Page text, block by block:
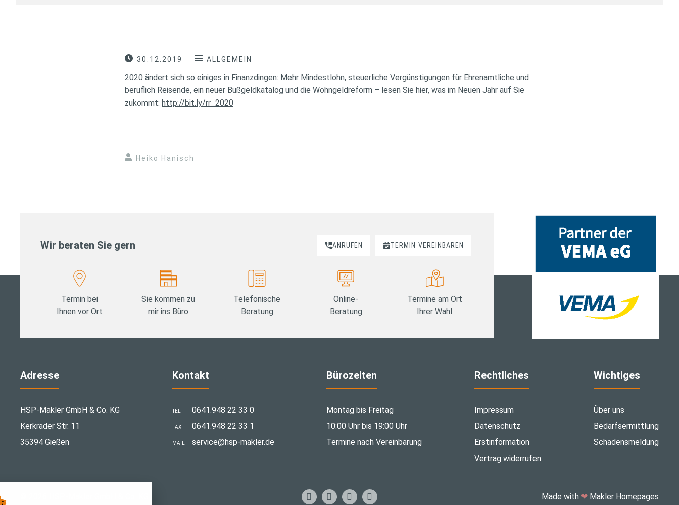
30.12.2019 ALLGEMEIN
2020 ändert sich so einiges in Finanzdingen: Mehr Mindestlohn, steuerliche Vergünstigungen für Ehrenamtliche und
beruflich Reisende, ein neuer Bußgeldkatalog und die Wohngeldreform – lesen Sie hier, was im Neuen Jahr auf Sie
zukommt: http://bit.ly/rr_2020
Heiko Hanisch
Wir beraten Sie gern ANRUFEN TERMIN VEREINBAREN
Termin bei
Ihnen vor Ort
Sie kommen zu
mir ins Büro
Telefonische
Beratung
Online-
Beratung
Termine am Ort
Ihrer Wahl
Adresse
HSP-Makler GmbH & Co. KG
Kerkrader Str. 11
35394 Gießen
Kontakt
TEL 0641.948 22 33 0
FAX 0641.948 22 33 1
MAIL ­service@hsp-makler.de
Bürozeiten
Montag bis Freitag
10:00 Uhr bis 19:00 Uhr
Termine nach Vereinbarung
Rechtliches
Impressum
Datenschutz
Erstinformation
Vertrag widerrufen
Wichtiges
Über uns
Bedarfsermittlung
Schadensmeldung
Made with ❤Makler Homepages